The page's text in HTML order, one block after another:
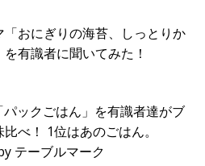
「おにぎりの海苔、しっとりか
有識者に聞いてみた！
パックごはん」を有識者達がブ
べ！ 1位はあのごはん。
テーブルマーク